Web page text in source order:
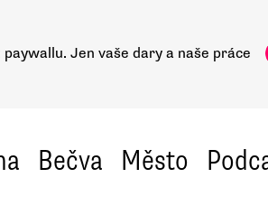
paywallu. Jen vaše dary a naše práce
Bečva Město